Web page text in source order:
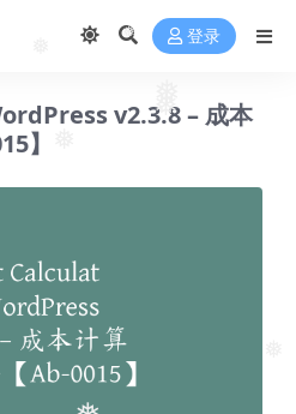
❅❅
登录
v2.3.8 – 成本
】